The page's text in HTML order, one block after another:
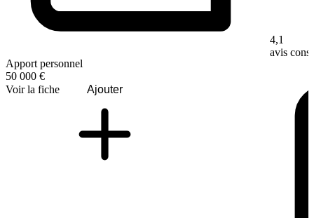
Apport personnel
50 000 €
Voir la fiche
Ajouter
4,1
avis